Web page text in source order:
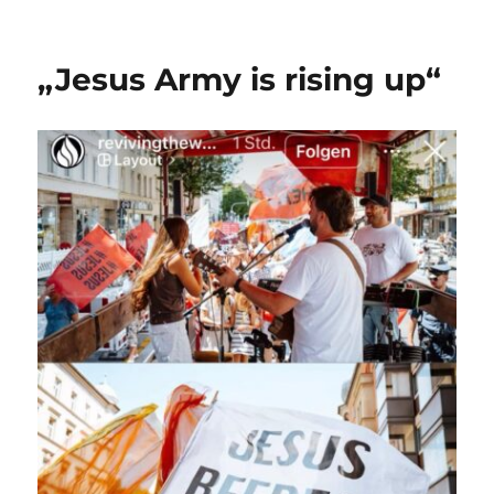
„Jesus Army is rising up“